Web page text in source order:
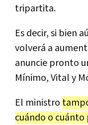
tripartita.
Es decir, si bien
volverá a
anuncie pronto
Mínimo, Vital y
El ministro
cuándo o